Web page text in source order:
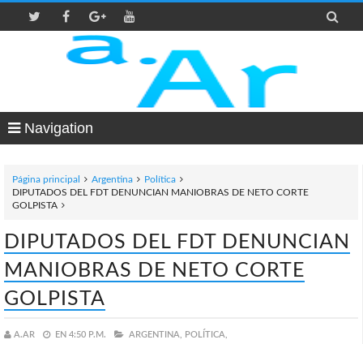

Navigation
Página principal Argentina
Política
DIPUTADOS DEL FDT DENUNCIAN MANIOBRAS DE NETO CORTE
GOLPISTA
DIPUTADOS DEL FDT DENUNCIAN
MANIOBRAS DE NETO CORTE
GOLPISTA
A.AR EN 4:50 P.M. ARGENTINA, POLÍTICA,